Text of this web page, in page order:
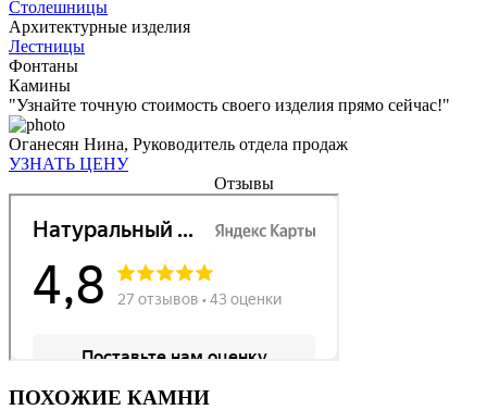
Столешницы
Архитектурные изделия
Лестницы
Фонтаны
Камины
"Узнайте точную стоимость своего изделия прямо сейчас!"
Оганесян Нина, Руководитель отдела продаж
УЗНАТЬ ЦЕНУ
Отзывы
ПОХОЖИЕ КАМНИ